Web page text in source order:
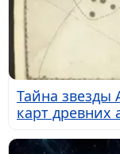
Тайна звезды
карт древних